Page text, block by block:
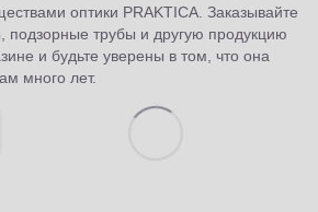
оптики PRAKTICA. Заказывайте
подзорные трубы и другую продукцию
и будьте уверены в том, что она
много лет.